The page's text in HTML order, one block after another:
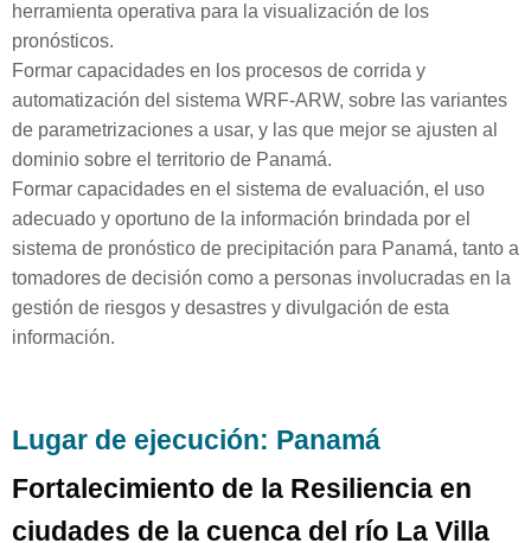
herramienta operativa para la visualización de los
pronósticos.
Formar capacidades en los procesos de corrida y
automatización del sistema WRF-ARW, sobre las variantes
de parametrizaciones a usar, y las que mejor se ajusten al
dominio sobre el territorio de Panamá.
Formar capacidades en el sistema de evaluación, el uso
adecuado y oportuno de la información brindada por el
sistema de pronóstico de precipitación para Panamá, tanto a
tomadores de decisión como a personas involucradas en la
gestión de riesgos y desastres y divulgación de esta
información.
Lugar de ejecución: Panamá
Fortalecimiento de la Resiliencia en
ciudades de la cuenca del río La Villa